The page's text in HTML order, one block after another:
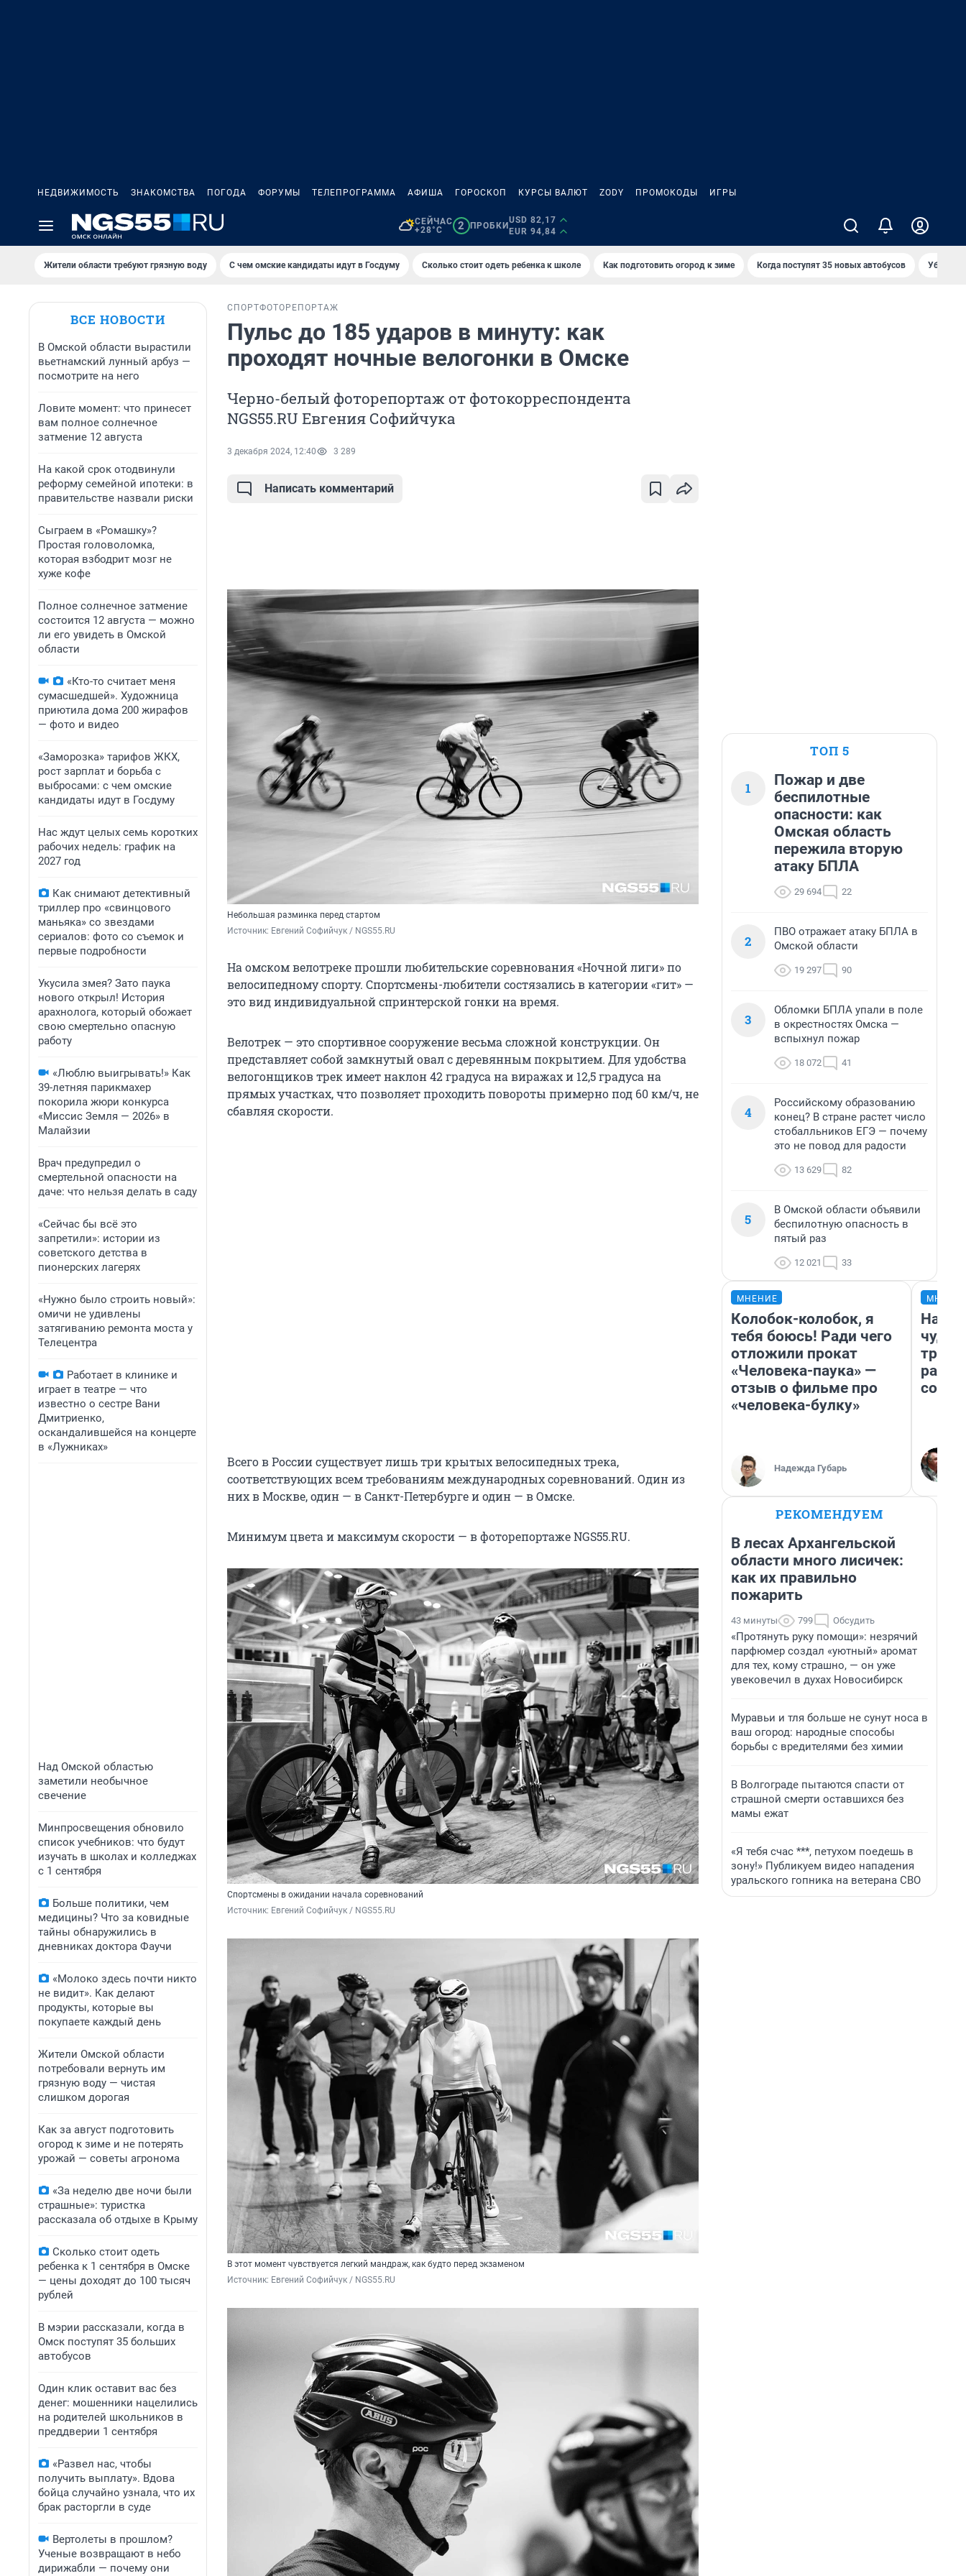
НЕДВИЖИМОСТЬ ЗНАКОМСТВА ПОГОДА ФОРУМЫ ТЕЛЕПРОГРАММА АФИША ГОРОСКОП КУРСЫ ВАЛЮТ ZODY ПРОМОКОДЫ ИГРЫ
СЕЙЧАС
+28°C
2 ПРОБКИ
USD 82,17
EUR 94,84
Жители области требуют грязную воду С чем омские кандидаты идут в Госдуму Сколько стоит одеть ребенка к школе Как подготовить огород к зиме Когда поступят 35 новых автобусов Убийца
ВСЕ НОВОСТИ
В Омской области вырастили
вьетнамский лунный арбуз —
посмотрите на него
Ловите момент: что принесет
вам полное солнечное
затмение 12 августа
На какой срок отодвинули
реформу семейной ипотеки: в
правительстве назвали риски
Сыграем в «Ромашку»?
Простая головоломка,
которая взбодрит мозг не
хуже кофе
Полное солнечное затмение
состоится 12 августа — можно
ли его увидеть в Омской
области
«Кто-то считает меня
сумасшедшей». Художница
приютила дома 200 жирафов
— фото и видео
«Заморозка» тарифов ЖКХ,
рост зарплат и борьба с
выбросами: с чем омские
кандидаты идут в Госдуму
Нас ждут целых семь коротких
рабочих недель: график на
2027 год
Как снимают детективный
триллер про «свинцового
маньяка» со звездами
сериалов: фото со съемок и
первые подробности
Укусила змея? Зато паука
нового открыл! История
арахнолога, который обожает
свою смертельно опасную
работу
«Люблю выигрывать!» Как
39-летняя парикмахер
покорила жюри конкурса
«Миссис Земля — 2026» в
Малайзии
Врач предупредил о
смертельной опасности на
даче: что нельзя делать в саду
«Сейчас бы всё это
запретили»: истории из
советского детства в
пионерских лагерях
«Нужно было строить новый»:
омичи не удивлены
затягиванию ремонта моста у
Телецентра
Работает в клинике и
играет в театре — что
известно о сестре Вани
Дмитриенко,
оскандалившейся на концерте
в «Лужниках»
Над Омской областью
заметили необычное
свечение
Минпросвещения обновило
список учебников: что будут
изучать в школах и колледжах
с 1 сентября
Больше политики, чем
медицины? Что за ковидные
тайны обнаружились в
дневниках доктора Фаучи
«Молоко здесь почти никто
не видит». Как делают
продукты, которые вы
покупаете каждый день
Жители Омской области
потребовали вернуть им
грязную воду — чистая
слишком дорогая
Как за август подготовить
огород к зиме и не потерять
урожай — советы агронома
«За неделю две ночи были
страшные»: туристка
рассказала об отдыхе в Крыму
Сколько стоит одеть
ребенка к 1 сентября в Омске
— цены доходят до 100 тысяч
рублей
В мэрии рассказали, когда в
Омск поступят 35 больших
автобусов
Один клик оставит вас без
денег: мошенники нацелились
на родителей школьников в
преддверии 1 сентября
«Развел нас, чтобы
получить выплату». Вдова
бойца случайно узнала, что их
брак расторгли в суде
Вертолеты в прошлом?
Ученые возвращают в небо
дирижабли — почему они
СПОРТФОТОРЕПОРТАЖ
Пульс до 185 ударов в минуту: как
проходят ночные велогонки в Омске
Черно-белый фоторепортаж от фотокорреспондента
NGS55.RU Евгения Софийчука
3 декабря 2024, 12:40 3 289
Написать комментарий
Небольшая разминка перед стартом
Источник: Евгений Софийчук / NGS55.RU
На омском велотреке прошли любительские соревнования «Ночной лиги» по
велосипедному спорту. Спортсмены-любители состязались в категории «гит» —
это вид индивидуальной спринтерской гонки на время.
Велотрек — это спортивное сооружение весьма сложной конструкции. Он
представляет собой замкнутый овал с деревянным покрытием. Для удобства
велогонщиков трек имеет наклон 42 градуса на виражах и 12,5 градуса на
прямых участках, что позволяет проходить повороты примерно под 60 км/ч, не
сбавляя скорости.
Всего в России существует лишь три крытых велосипедных трека,
соответствующих всем требованиям международных соревнований. Один из
них в Москве, один — в Санкт-Петербурге и один — в Омске.
Минимум цвета и максимум скорости — в фоторепортаже NGS55.RU.
Спортсмены в ожидании начала соревнований
Источник: Евгений Софийчук / NGS55.RU
В этот момент чувствуется легкий мандраж, как будто перед экзаменом
Источник: Евгений Софийчук / NGS55.RU
ТОП 5
1
Пожар и две
беспилотные
опасности: как
Омская область
пережила вторую
атаку БПЛА
29 694 22
2
ПВО отражает атаку БПЛА в
Омской области
19 297 90
3
Обломки БПЛА упали в поле
в окрестностях Омска —
вспыхнул пожар
18 072 41
4
Российскому образованию
конец? В стране растет число
стобалльников ЕГЭ — почему
это не повод для радости
13 629 82
5
В Омской области объявили
беспилотную опасность в
пятый раз
12 021 33
МНЕНИЕ
Колобок-колобок, я
тебя боюсь! Ради чего
отложили прокат
«Человека-паука» —
отзыв о фильме про
«человека-булку»
Надежда Губарь
РЕКОМЕНДУЕМ
В лесах Архангельской
области много лисичек:
как их правильно
пожарить
43 минуты 799 Обсудить
«Протянуть руку помощи»: незрячий
парфюмер создал «уютный» аромат
для тех, кому страшно, — он уже
увековечил в духах Новосибирск
Муравьи и тля больше не сунут носа в
ваш огород: народные способы
борьбы с вредителями без химии
В Волгограде пытаются спасти от
страшной смерти оставшихся без
мамы ежат
«Я тебя счас ***, петухом поедешь в
зону!» Публикуем видео нападения
уральского гопника на ветерана СВО